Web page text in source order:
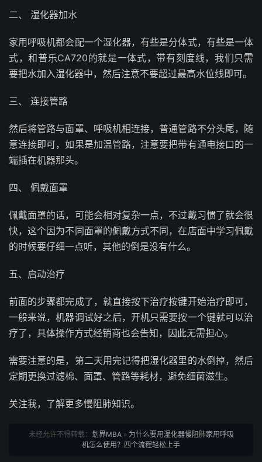
二、 湿化器加水
家用呼吸机都会配一个湿化器，有些是分体式，有些是一体
式，和普乐CA720的就是一体式，带有刻度线，我们只需
要把水加入湿化器中，然后注意不要超过最高水位线即可。
三、 连接管路
然后将管路与面罩、呼吸机相连接，普通管路不分头尾，随
意连接即可，如果是加温管路，注意要把带有通电接口的一
端插在机器那头。
四、 佩戴面罩
佩戴面罩的话，可能会相对复杂一点，不过戴习惯了就会很
快，这个因为不同面罩的佩戴方式不同，在店面中学习佩戴
的时候要仔细一点听，其他的倒是没有什么。
五、启动治疗
前面的步骤都完成了，就直接按下治疗按键开始治疗即可，
一般来说，机器调试好之后，开机只需要按一个键就可以治
疗了，具体操作方式经销商也会告知，因此无需担心。
需要注意的是，第二天用完记得把湿化器里的水倒掉，然后
定期更换过滤棉、面罩、管路等耗材，避免细菌滋生。
关注我，了解更多慢阻肺知识。
未经允许不得转载： 划界MBA» 为什么要用湿化器慢阻肺家用呼吸
机怎么使用？四个流程轻松上手